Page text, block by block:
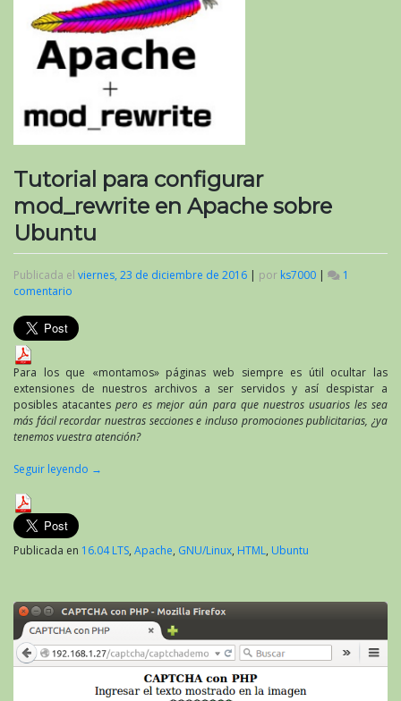
Tutorial para configurar
mod_rewrite en Apache sobre
Ubuntu
Publicada el viernes, 23 de diciembre de 2016 | por ks7000 |
1
comentario
para
configurar
en
Apache
sobre
Ubuntu
Para los que «montamos» páginas web siempre es útil ocultar las
extensiones de nuestros archivos a ser servidos y así despistar a
posibles atacantespero es mejor aún para que nuestros usuarios les sea
más fácil recordar nuestras secciones e incluso promociones publicitarias, ¿ya
tenemos vuestra atención?
Seguir leyendo →
Publicada en 16.04 LTS, Apache, GNU/Linux, HTML, Ubuntu